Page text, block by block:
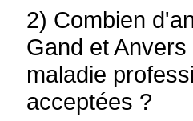
2) Combien
Gand et
maladie
acceptées ?